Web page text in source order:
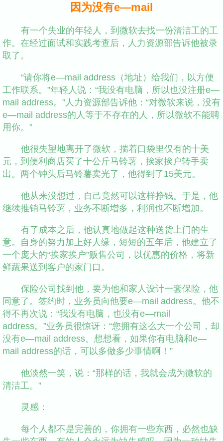
因为没有e—mail
有一个失业的年轻人，到微软去找一份清洁工的工
作。在经过面试和实践考查后，人力资源部告诉他被录
取了。
“请你将e—mail address（地址）给我们，以方便
工作联系。”年轻人说：“我没有电脑，所以也没注册e—
mail address。”人力资源部告诉他：“对微软来说，没有
e—mail address的人等于不存在的人，所以微软不能聘
用你。”
他很失望地离开了微软，揣着口袋里仅有的十美
元，到便利商店买了十公斤马铃薯，挨家挨户转手卖
出。两个钟头后马铃薯卖光了，他得到了15美元。
他从来没想过，自己竟然可以这样挣钱。于是，他
继续推销马铃薯，业务不断增多，利润也不断增加。
有了成本之后，他认真地做起这种送货上门的生
意。自身的努力加上好人缘，短短的五年后，他建立了
一个庞大的“挨家挨户”贩售公司，以优惠的价格，将新
鲜蔬果送到客户的家门口。
保险公司找到他，要为他和家人设计一套保险，他
同意了。签约时，业务员向他要e—mail address。他不
得不再次说：“我没有电脑，也没有e—mail
address。”业务员很惊讶：“您拥有这么大一个公司，却
没有e—mail address。想想看，如果你有电脑和e—
mail address的话，可以多做多少事情啊！”
他淡然一笑，说：“那样的话，我就会成为微软的
清洁工。”
灵感：
每个人都不是完善的，你拥有一些东西，必然也缺